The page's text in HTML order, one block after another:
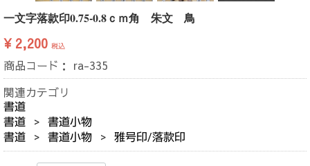
一文字落款印0.75-0.8ｃｍ角 朱文 鳥
¥ 2,200 税込
商品コード： ra-335
関連カテゴリ
書道
書道
書道小物
書道
書道小物 雅号印/落款印